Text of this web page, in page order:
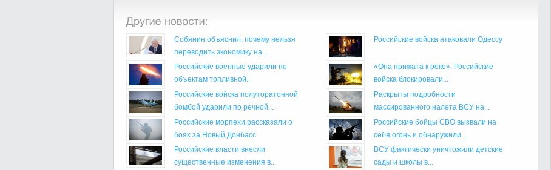
Собянин объяснил, почему нельзя
переводить экономику на...
Российские войска атаковали Одессу
Российские военные ударили по
объектам топливной...
«Она прижата к реке». Российские
войска блокировали...
Российские войска полуторатонной
бомбой ударили по речной...
Раскрыты подробности
массированного налета ВСУ на...
Российские морпехи рассказали о
боях за Новый Донбасс
Российские бойцы СВО вызвали на
себя огонь и обнаружили...
Российские власти внесли
существенные изменения в...
ВСУ фактически уничтожили детские
сады и школы в...